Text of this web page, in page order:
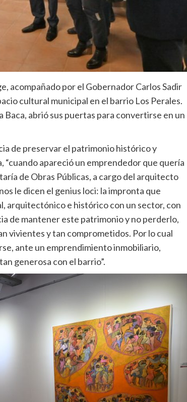
acompañado por el Gobernador Carlos Sadir
cultural municipal en el barrio Los Perales.
abrió sus puertas para convertirse en un
de preservar el patrimonio histórico y
“cuando apareció un emprendedor que quería
de Obras Públicas, a cargo del arquitecto
le dicen el genius loci: la impronta que
arquitectónico e histórico con un sector, con
de mantener este patrimonio y no perderlo,
vivientes y tan comprometidos. Por lo cual
ante un emprendimiento inmobiliario,
generosa con el barrio”.